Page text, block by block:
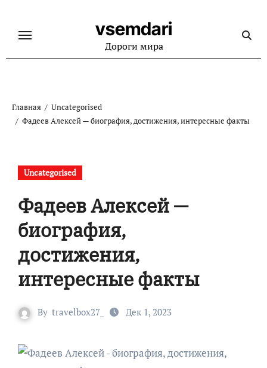
содержанию
vsemdari
Дороги мира
Главная
Uncategorised
Фадеев Алексей — биография, достижения, интересные факты
Uncategorised
Фадеев Алексей —
биография,
достижения,
интересные факты
By travelbox27_ Дек 1, 2023